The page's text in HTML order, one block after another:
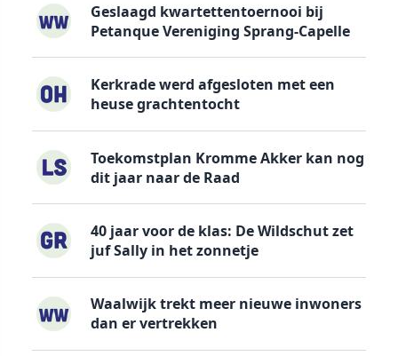
Geslaagd kwartettentoernooi bij
Petanque Vereniging Sprang-Capelle
Kerkrade werd afgesloten met een
heuse grachtentocht
Toekomstplan Kromme Akker kan nog
dit jaar naar de Raad
40 jaar voor de klas: De Wildschut zet
juf Sally in het zonnetje
Waalwijk trekt meer nieuwe inwoners
dan er vertrekken